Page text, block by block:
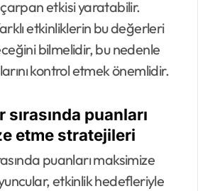
etkisi yaratabilir.
etkinliklerin bu değerleri
bilmelidir, bu nedenle
kontrol etmek önemlidir.
puanları
etme stratejileri
puanları maksimize
etkinlik hedefleriyle